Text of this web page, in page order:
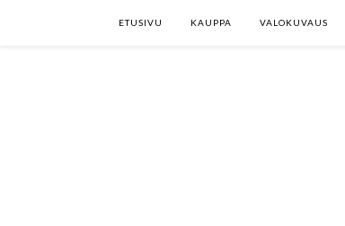
ETUSIVU KAUPPA VALOKUVAUS